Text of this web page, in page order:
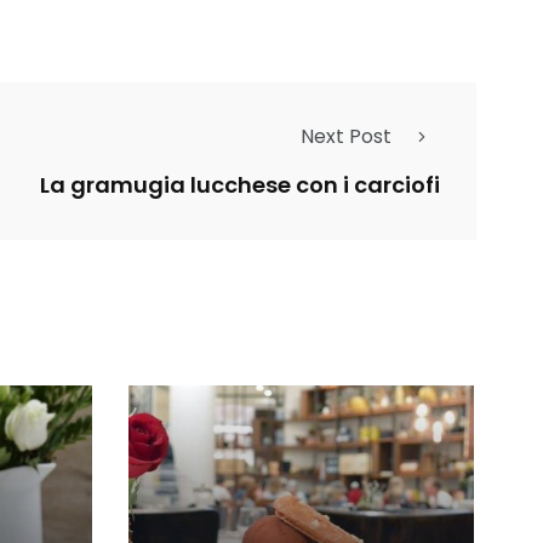
Next Post
La gramugia lucchese con i carciofi